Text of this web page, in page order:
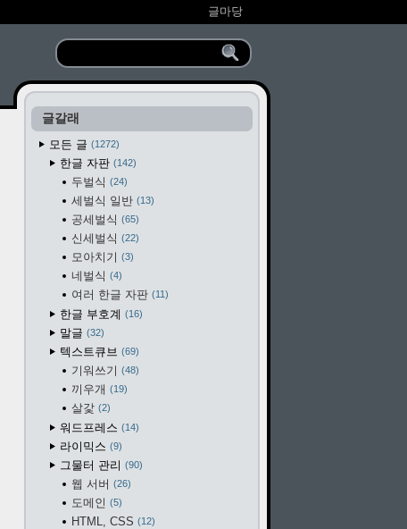
글마당
글갈래
모든 글
1272
한글 자판 142
두벌식 24
세벌식 일반 13
공세벌식 65
신세벌식 22
모아치기 3
네벌식 4
여러 한글 자판 11
한글 부호계 16
말글 32
텍스트큐브 69
기워쓰기 48
끼우개 19
살갗 2
워드프레스 14
라이믹스 9
그물터 관리 90
웹 서버 26
도메인 5
HTML, CSS 12